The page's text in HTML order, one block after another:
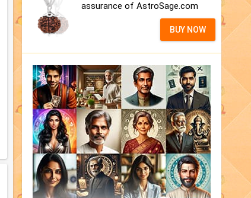
assurance of AstroSage.com
BUY NOW